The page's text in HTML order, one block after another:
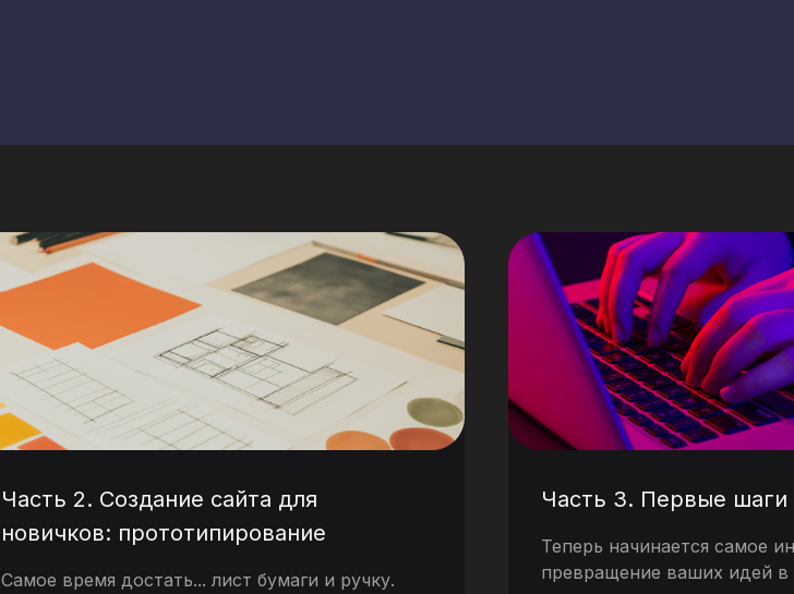
Часть 2. Создание сайта для
новичков: прототипирование
Cамое время достать... лист бумаги и ручку.
Часть 3. Первые шаги
Теперь начинается самое
превращение ваших идей